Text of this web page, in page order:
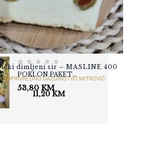
SIR - MIX 1000
23,80KM
POKLON PAKET
WINEMOMENTS
„LIGHT“
53,80 KM
dimljeni sir – MASLINE 400
GAZDINSTVO MITROVIĆ
11,20KM